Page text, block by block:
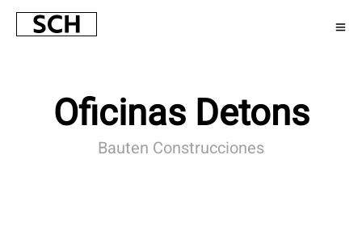
Oficinas Detons
Bauten Construcciones